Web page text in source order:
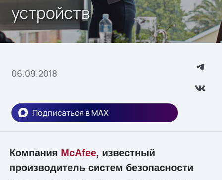
устройств
06.09.2018
Подписаться в MAX
Компания McAfee, известный
производитель систем безопасности